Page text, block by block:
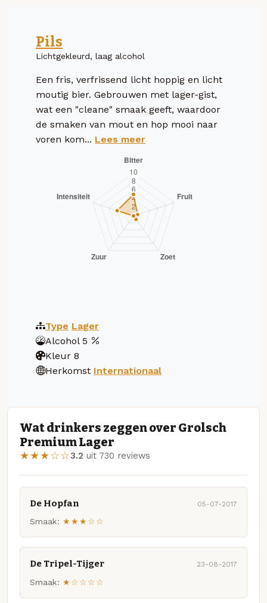
Pils
Lichtgekleurd, laag alcohol
Een fris, verfrissend licht hoppig en licht
moutig bier. Gebrouwen met lager-gist,
wat een "cleane" smaak geeft, waardoor
de smaken van mout en hop mooi naar
voren kom... Lees meer
Type Lager
Alcohol 5
Kleur 8
Herkomst Internationaal
Wat drinkers zeggen over Grolsch
Premium Lager
★★★☆☆3.2 uit 730 reviews
De Hopfan 05-07-2017
Smaak: ★★★☆☆
De Tripel-Tijger 23-08-2017
Smaak: ★☆☆☆☆